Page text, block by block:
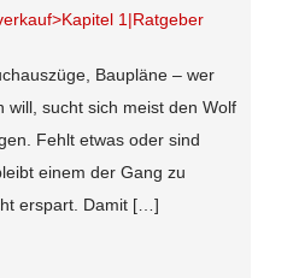
1|Ratgeber
Baupläne – wer
will, sucht sich meist den Wolf
Fehlt etwas oder sind
einem der Gang zu
erspart. Damit […]